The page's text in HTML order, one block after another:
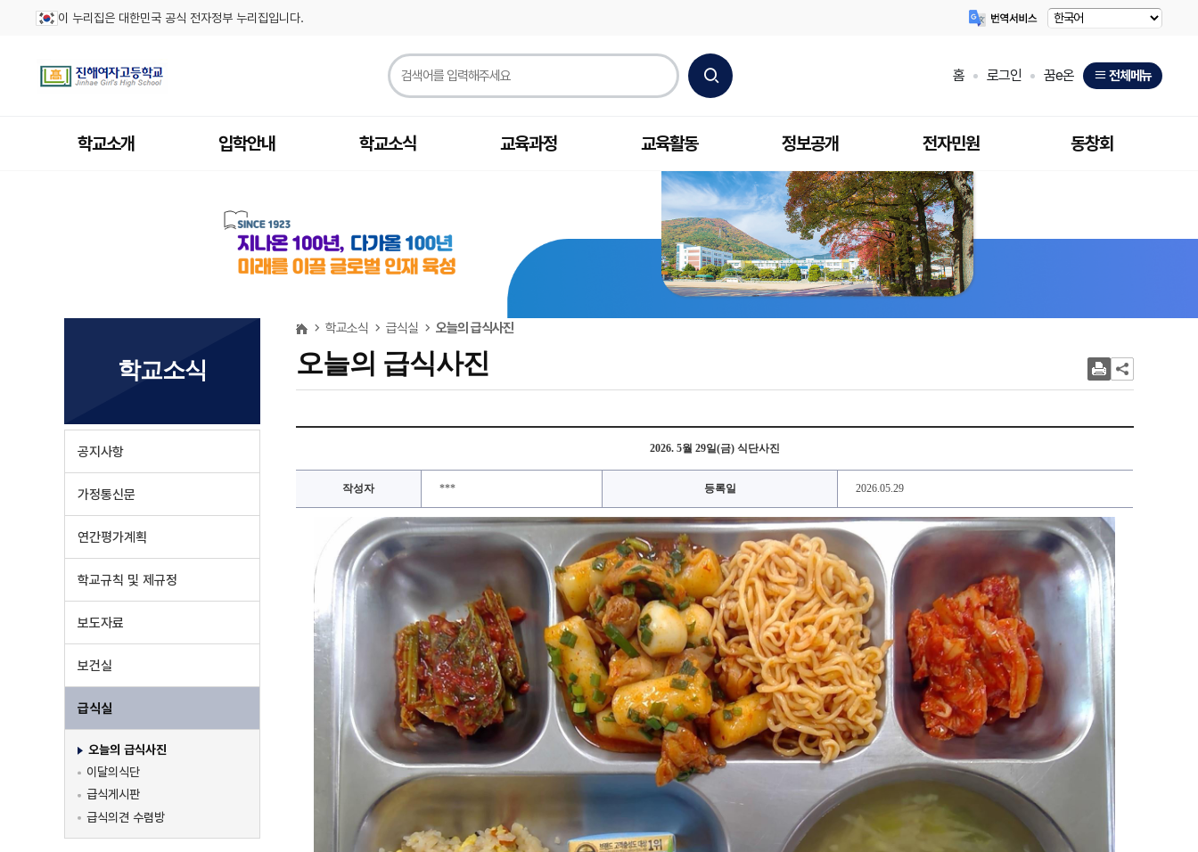
이 누리집은 대한민국 공식 전자정부 누리집입니다.
홈 로그인 꿈e온 전체메뉴
학교소개 입학안내 학교소식 교육과정 교육활동 정보공개 전자민원 동창회
학교소식
공지사항
가정통신문
연간평가계획
학교규칙 및 제규정
보도자료
보건실
급식실
오늘의 급식사진
이달의식단
급식게시판
급식의견 수렴방
학교소식 급식실 오늘의 급식사진
오늘의 급식사진
2026. 5월 29일(금) 식단사진
작성자 *** 등록일 2026.05.29